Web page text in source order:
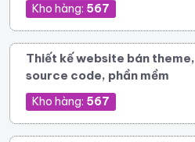
Kho hàng: 567
Thiết kế website bán theme,
source code, phần mềm
Kho hàng: 567